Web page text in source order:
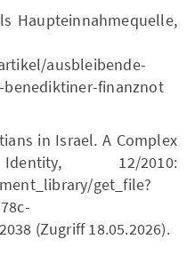
Haupteinnahmequelle,
ausbleibende-
finanznot
in Israel. A Complex
12/2010:
get_file?
(Zugriff 18.05.2026).